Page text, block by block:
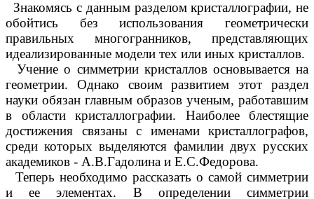
Знакомясь с данным разделом кристаллографии, не
обойтись без использования геометрически
правильных многогранников, представляющих
идеализированные модели тех или иных кристаллов.
Учение о симметрии кристаллов основывается на
геометрии. Однако своим развитием этот раздел
науки обязан главным образов ученым, работавшим
в области кристаллографии. Наиболее блестящие
достижения связаны с именами кристаллографов,
среди которых выделяются фамилии двух русских
академиков - А.В.Гадолина и Е.С.Федорова.
Теперь необходимо рассказать о самой симметрии
и ее элементах. В определении симметрии